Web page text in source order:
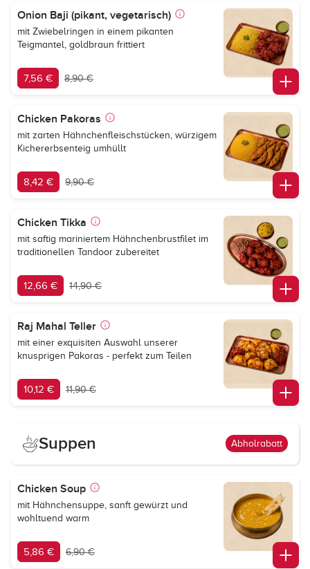
Onion Baji (pikant, vegetarisch)
mit Zwiebelringen in einem pikanten
Teigmantel, goldbraun frittiert
7,56 € 8,90 €
Chicken Pakoras
mit zarten Hähnchenfleischstücken, würzigem
Kichererbsenteig umhüllt
8,42 € 9,90 €
Chicken Tikka
mit saftig mariniertem Hähnchenbrustfilet im
traditionellen Tandoor zubereitet
12,66 € 14,90 €
Raj Mahal Teller
mit einer exquisiten Auswahl unserer
knusprigen Pakoras - perfekt zum Teilen
10,12 € 11,90 €
Suppen Abholrabatt
Chicken Soup
mit Hähnchensuppe, sanft gewürzt und
wohltuend warm
5,86 € 6,90 €